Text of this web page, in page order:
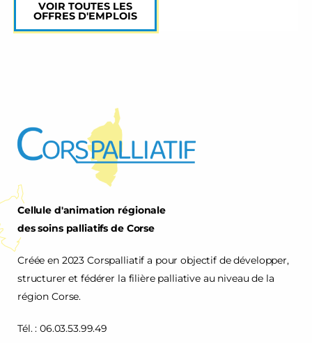
VOIR TOUTES LES
OFFRES D'EMPLOIS
Cellule d'animation régionale
des soins palliatifs de Corse
Créée en 2023 Corspalliatif a pour objectif de développer,
structurer et fédérer la filière palliative au niveau de la
région Corse.
Tél. : 06.03.53.99.49